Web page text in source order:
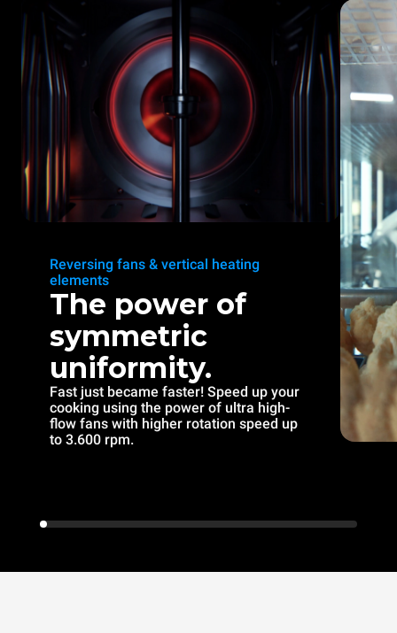
Reversing fans & vertical heating
elements
The power of
symmetric
uniformity.
Fast just became faster! Speed up your
cooking using the power of ultra high-
flow fans with higher rotation speed up
to 3.600 rpm.